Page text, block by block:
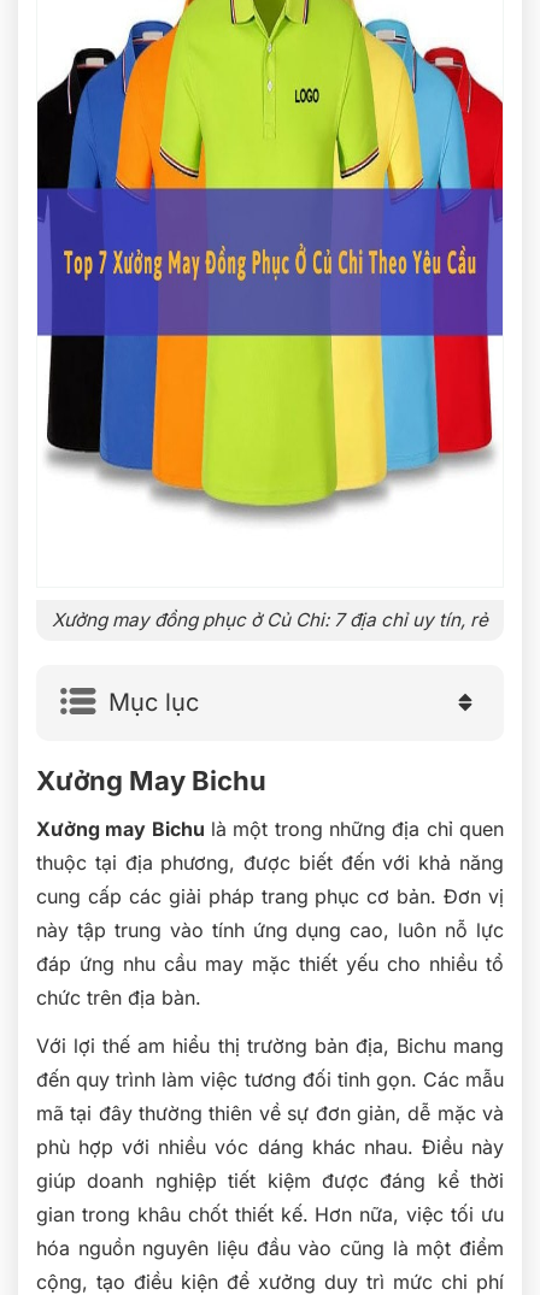
Xưởng may đồng phục ở Củ Chi: 7 địa chỉ uy tín, rẻ
Mục lục
Xưởng May Bichu
Xưởng may Bichu là một trong những địa chỉ quen
thuộc tại địa phương, được biết đến với khả năng
cung cấp các giải pháp trang phục cơ bản. Đơn vị
này tập trung vào tính ứng dụng cao, luôn nỗ lực
đáp ứng nhu cầu may mặc thiết yếu cho nhiều tổ
chức trên địa bàn.
Với lợi thế am hiểu thị trường bản địa, Bichu mang
đến quy trình làm việc tương đối tinh gọn. Các mẫu
mã tại đây thường thiên về sự đơn giản, dễ mặc và
phù hợp với nhiều vóc dáng khác nhau. Điều này
giúp doanh nghiệp tiết kiệm được đáng kể thời
gian trong khâu chốt thiết kế. Hơn nữa, việc tối ưu
hóa nguồn nguyên liệu đầu vào cũng là một điểm
cộng, tạo điều kiện để xưởng duy trì mức chi phí